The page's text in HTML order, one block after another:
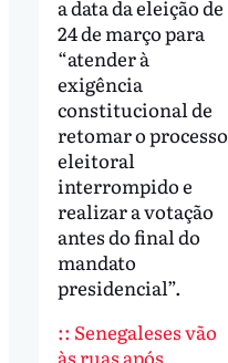
a data da eleição de
24 de março para
“atender à
exigência
constitucional de
retomar o processo
eleitoral
interrompido e
realizar a votação
antes do final do
mandato
presidencial”.
:: Senegaleses vão
às ruas após